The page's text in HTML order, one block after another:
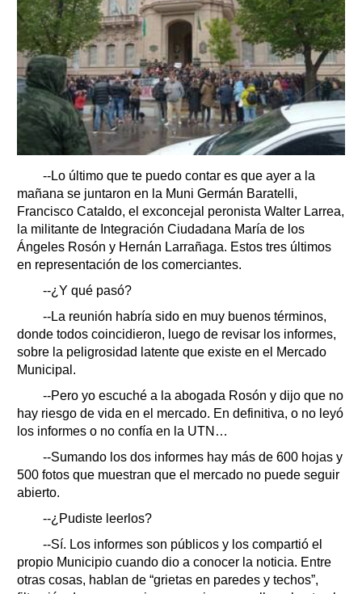
--Lo último que te puedo contar es que ayer a la
mañana se juntaron en la Muni Germán Baratelli,
Francisco Cataldo, el exconcejal peronista Walter Larrea,
la militante de Integración Ciudadana María de los
Ángeles Rosón y Hernán Larrañaga. Estos tres últimos
en representación de los comerciantes.
--¿Y qué pasó?
--La reunión habría sido en muy buenos términos,
donde todos coincidieron, luego de revisar los informes,
sobre la peligrosidad latente que existe en el Mercado
Municipal.
--Pero yo escuché a la abogada Rosón y dijo que no
hay riesgo de vida en el mercado. En definitiva, o no leyó
los informes o no confía en la UTN…
--Sumando los dos informes hay más de 600 hojas y
500 fotos que muestran que el mercado no puede seguir
abierto.
--¿Pudiste leerlos?
--Sí. Los informes son públicos y los compartió el
propio Municipio cuando dio a conocer la noticia. Entre
otras cosas, hablan de “grietas en paredes y techos”,